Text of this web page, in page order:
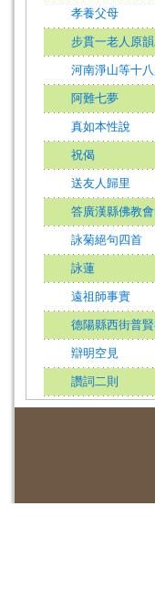
孝養父母
步貫一老人原
河南淨山等十
阿難七夢
真如本性說
祝偈
送友人歸里
答廣漢縣佛教
詠菊絕句四首
詠蓮
遠祖師事實
德陽縣西街普
辯明空見
讚詞二則